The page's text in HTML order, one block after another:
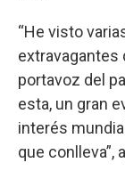
“He visto
extravagantes
portavoz del
esta, un gran
interés
que conlleva”,